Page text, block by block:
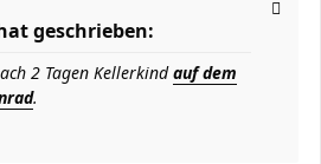
geschrieben:
2 Tagen Kellerkindauf dem
.